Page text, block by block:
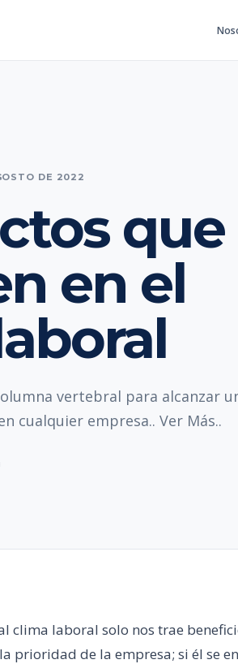
DE 2022
que
en el
vertebral para alcanzar
cualquier empresa.. Ver Más..
clima laboral solo nos trae
prioridad de la empresa; si él se